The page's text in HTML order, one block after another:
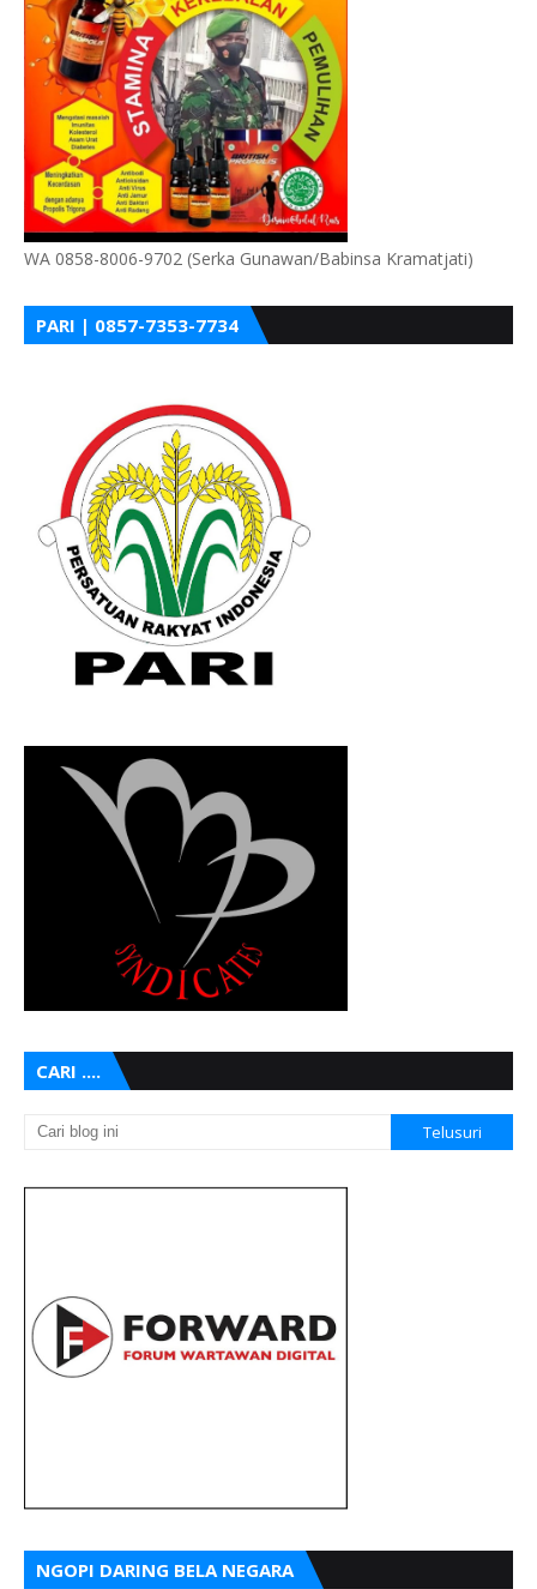
WA 0858-8006-9702 (Serka Gunawan/Babinsa Kramatjati)
PARI | 0857-7353-7734
CARI ....
NGOPI DARING BELA NEGARA